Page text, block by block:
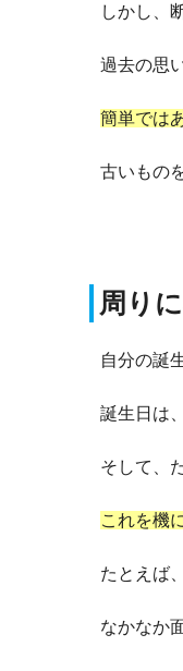
しかし、
過去の思
簡単では
古いもの
周り
自分の誕
誕生日は
そして、
これを機
たとえば
なかなか